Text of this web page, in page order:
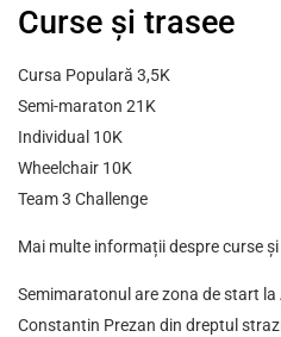
Curse și trasee
Cursa Populară 3,5K
Semi-maraton 21K
Individual 10K
Wheelchair 10K
Team 3 Challenge
Mai multe informații despre curse
Semimaratonul are zona de start la
Constantin Prezan din dreptul